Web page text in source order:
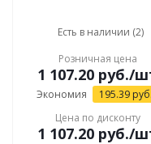
Есть в наличии (2)
Розничная цена
1 107.20 руб./
Экономия 195.39руб.
Цена по дисконту
1 107.20 руб./